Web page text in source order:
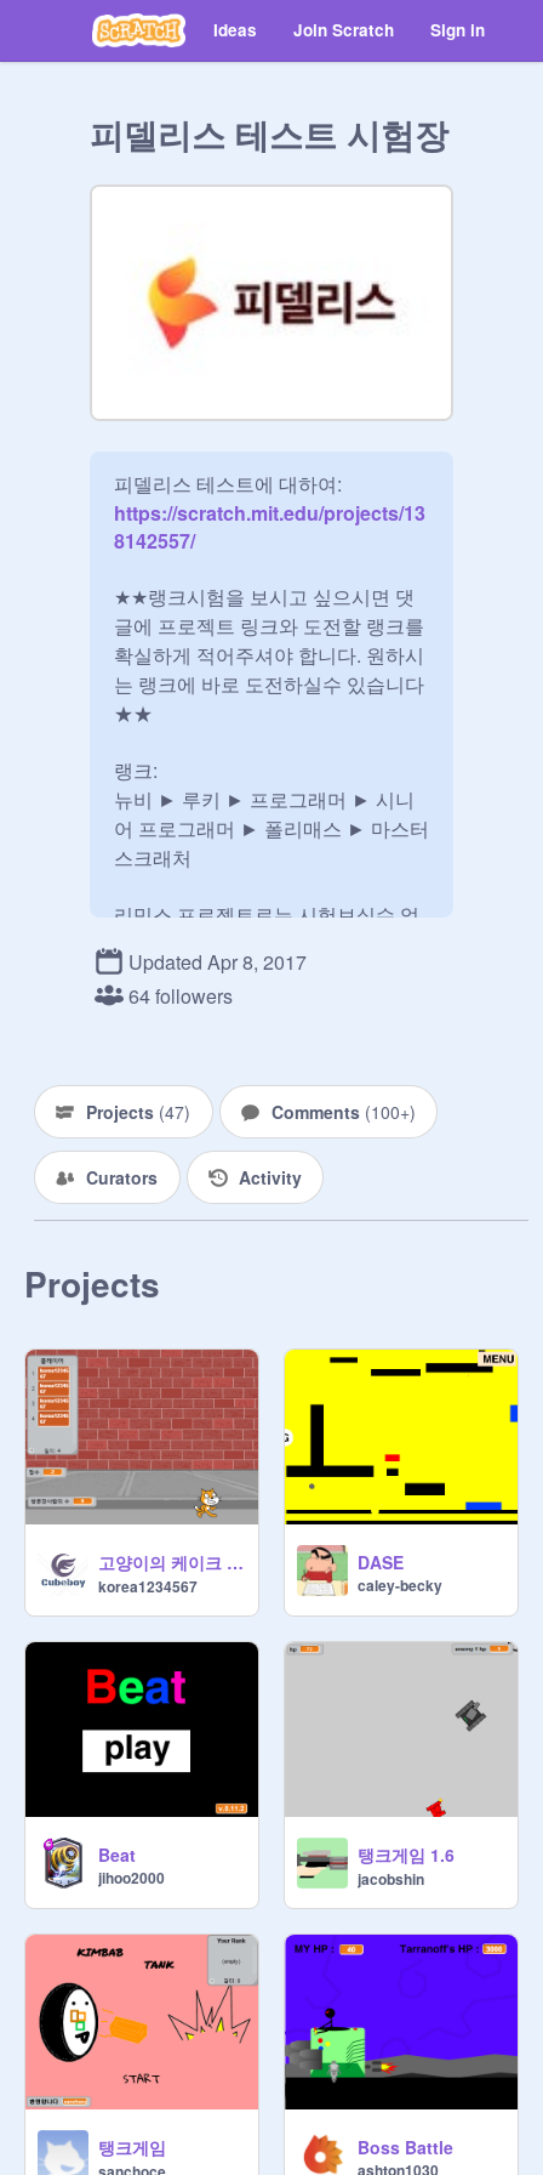
Ideas Join Scratch Sign in
피델리스 테스트 시험장
피델리스 테스트에 대하여:
https://scratch.mit.edu/projects/13
8142557/
★★랭크시험을 보시고 싶으시면 댓
글에 프로젝트 링크와 도전할 랭크를
확실하게 적어주셔야 합니다. 원하시
는 랭크에 바로 도전하실수 있습니다
★★
랭크:
뉴비 ► 루키 ► 프로그래머 ► 시니
어 프로그래머 ► 폴리매스 ► 마스터
스크래처
리믹스 프로젝트로는 시험보실수 없
습니다 (자기 프로젝트 리믹스인 경
우는 제외)
누구에게나 열려있으며 공정한 실력
판단을 목표로 합니다.
증명서를 다른사람과 공유하려면
www.cubeupload.com
각 랭크 난이도를 대략 설명하자면:
뉴비: 0~5 하트를 받는 수준
루키: 5~10 하트를 받는 수준
프로그래머: 쉽게 20~40 하트를 받는
수준
시니어: 프런트페이지 갈수 있는 수준
폴리매스: 쉽게 프런트페이지 가는 수
준
마스터 스크래처: 그리프패치 수준
절대적인 기준은 아니지만 대략 짐작
하실수 있으시겠죠?
더 자세한 설명은 여기서:
k7q
Updated Apr 8, 2017
64 followers
Projects (47) Comments (100+)
Curators Activity
Projects
고양이의 케이크 먹기 대작전!
korea1234567
DASE
caley-becky
Beat
jihoo2000
탱크게임 1.6
jacobshin
탱크게임 Boss Battle
ashton1030